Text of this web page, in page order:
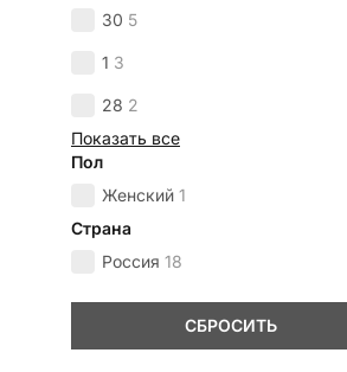
30 5
1 3
28 2
Показать все
Пол
Женский 1
Страна
Россия 18
СБРОСИТЬ